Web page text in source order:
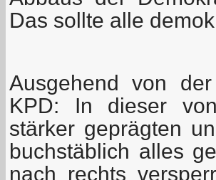
Das sollte alle
Ausgehend von
KPD: In dieser
stärker geprägten
buchstäblich alles
nach rechts